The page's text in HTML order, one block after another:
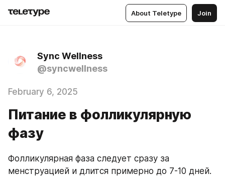
About Teletype Join
Sync Wellness
@syncwellness
February 6, 2025
Питание в фолликулярную
фазу
Фолликулярная фаза следует сразу за
менструацией и длится примерно до 7-10 дней.